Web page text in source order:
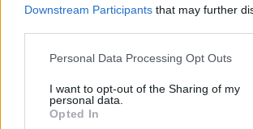
Downstream Participants that may further
Personal Data Processing Opt Outs
I want to opt-out of the Sharing of my
personal data.
Opted In
06.08.2026 -Bosch Powertrain s.r.o. Jihlava •
Jihlava)
06.08.2026 -Bosch Powertrain s.r.o. •
týdenní zálohy na mzdu 2.000 Kč (Jihlava,
48.400 Kč • náborový bonus 50.000 Kč •
06.08.2026 -Bosch Powertrain s.r.o. Jihlava •
příspěvek na ubytování (Jihlava, okres Jihlava)